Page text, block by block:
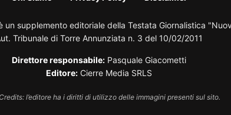
un supplemento editoriale della Testata Giornalistica
Tribunale di Torre Annunziata n. 3 del 10/02/2011
Direttore responsabile: Pasquale Giacometti
Editore: Cierre Media SRLS
l’editore ha i diritti di utilizzo delle immagini presenti sul sito.